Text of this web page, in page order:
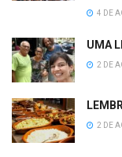
4 DE
UMA
2 DE
2 DE